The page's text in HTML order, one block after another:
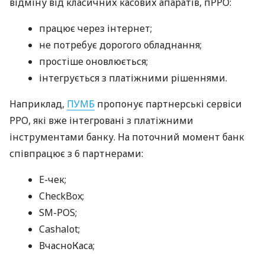
працює через інтернет;
не потребує дорогого обладнання;
простіше оновлюється;
інтегрується з платіжними рішеннями.
Наприклад, ПУМБ пропонує партнерські сервіси
РРО, які вже інтегровані з платіжними
інструментами банку. На поточний момент банк
співпрацює з 6 партнерами:
E-чек;
CheckBox;
SM-POS;
Cashalot;
ВчасноКаса;